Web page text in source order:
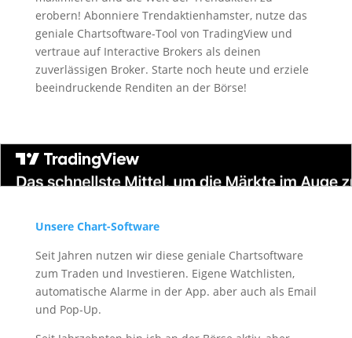
erobern! Abonniere Trendaktienhamster, nutze das
geniale Chartsoftware-Tool von TradingView und
vertraue auf Interactive Brokers als deinen
zuverlässigen Broker. Starte noch heute und erziele
beeindruckende Renditen an der Börse!
Unsere Chart-Software
Seit Jahren nutzen wir diese geniale Chartsoftware
zum Traden und Investieren. Eigene Watchlisten,
automatische Alarme in der App. aber auch als Email
und Pop-Up.